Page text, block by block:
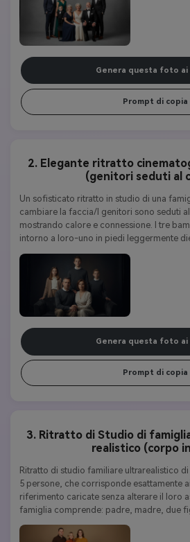
Genera questa foto ai
Prompt di copia
2. Elegante ritratto
(genitori seduti al
Un sofisticato ritratto in studio di una
cambiare la faccia/I genitori sono seduti
mostrando calore e connessione. I tre
intorno a loro-uno in piedi leggermente
delicata sulla spalla di un genitore, e gli
dietro, in piedi naturali. Tutti sono vestiti
nei toni neurali. Lo sfondo è uno sfondo di
drammatico con illuminazione
loro volti (non il sorriso). La composizione
familiare, la forza e la vicinanza, con
calorosa. Stile fotografico ultra-realistico
Genera questa foto ai
Prompt di copia
3. Ritratto di Studio di
realistico (corpo
Ritratto di studio familiare ultrarealistico
5 persone, che corrisponde esattamente
riferimento caricate senza alterare il loro
famiglia comprende: padre, madre, due
figlia (di 8 anni). Abbigliamento:• Madre:
arancione bruciato, accogliente ed